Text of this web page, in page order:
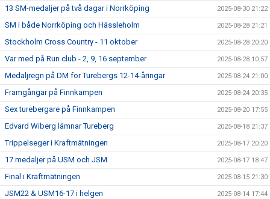
13 SM-medaljer på två dagar i Norrköping 2025-08-30 21:22
SM i både Norrköping och Hässleholm 2025-08-28 21:21
Stockholm Cross Country - 11 oktober 2025-08-28 20:20
Var med på Run club - 2, 9, 16 september 2025-08-28 10:57
Medaljregn på DM för Turebergs 12-14-åringar 2025-08-24 21:00
Framgångar på Finnkampen 2025-08-24 20:35
Sex turebergare på Finnkampen 2025-08-20 17:55
Edvard Wiberg lämnar Tureberg 2025-08-18 21:37
Trippelseger i Kraftmätningen 2025-08-17 20:20
17 medaljer på USM och JSM 2025-08-17 18:47
Final i Kraftmätningen 2025-08-15 21:30
JSM22 & USM16-17 i helgen 2025-08-14 17:44